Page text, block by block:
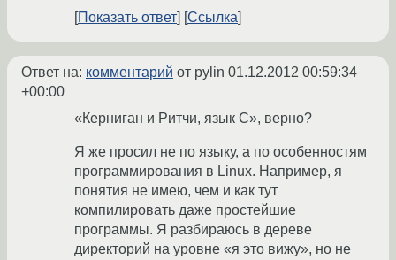
Показать ответ
Ссылка
Ответ на: комментарий от pylin 01.12.2012 00:59:34
+00:00
«Керниган и Ритчи, язык С», верно?
Я же просил не по языку, а по особенностям
программирования в Linux. Например, я
понятия не имею, чем и как тут
компилировать даже простейшие
программы. Я разбираюсь в дереве
директорий на уровне «я это вижу», но не